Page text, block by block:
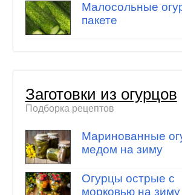
Малосольные
пакете
Заготовки из огурцов
Подборка рецептов
Маринованные
медом на зиму
Огурцы острые с
морковью на зиму